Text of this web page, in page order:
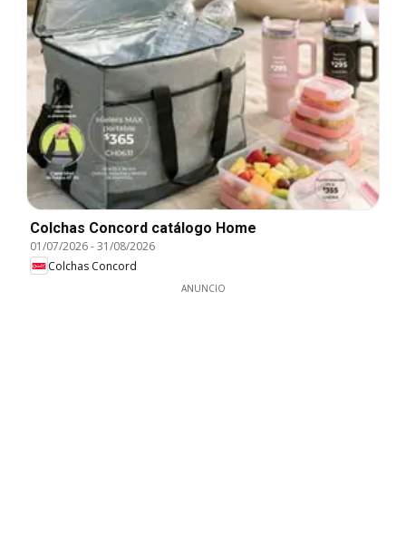
Colchas Concord catálogo Home
01/07/2026-31/08/2026
Colchas Concord
ANUNCIO